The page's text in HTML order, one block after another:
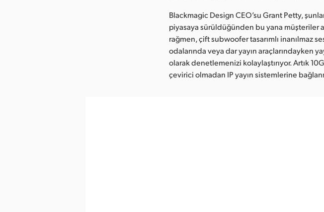
Blackmagic Design CEO’su Grant Petty,
piyasaya sürüldüğünden bu yana müşteriler
rağmen, çift subwoofer tasarımlı inanılmaz
odalarında veya dar yayın araçlarındayken
olarak denetlemenizi kolaylaştırıyor. Artık
çevirici olmadan IP yayın sistemlerine